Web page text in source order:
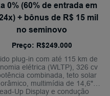
0% (60% de entrada em
+ bônus de R$ 15 mil
no seminovo
Preço: R$249.000
plug-in com até 115 km de
elétrica (WLTP), 326 cv
combinada, teto solar
multimídia de 14,6",
Up Display e condução